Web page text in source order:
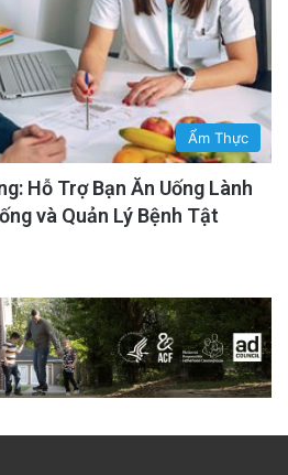
Ẩm Thực
Hỗ Trợ Bạn Ăn Uống Lành
và Quản Lý Bệnh Tật